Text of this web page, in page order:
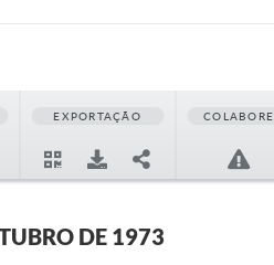
EXPORTAÇÃO COLABORE
DE 1973